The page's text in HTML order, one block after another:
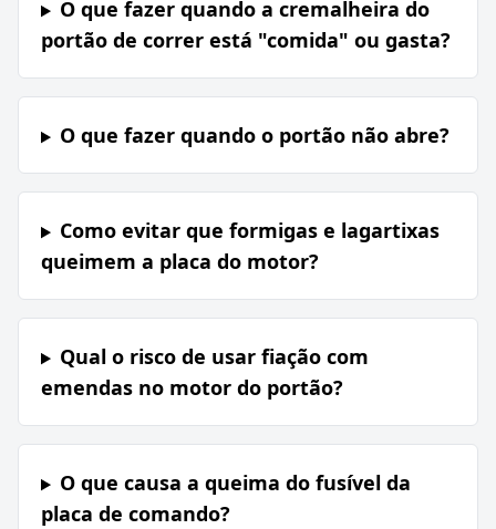
O que fazer quando a cremalheira do
portão de correr está "comida" ou gasta?
O que fazer quando o portão não abre?
Como evitar que formigas e lagartixas
queimem a placa do motor?
Qual o risco de usar fiação com
emendas no motor do portão?
O que causa a queima do fusível da
placa de comando?